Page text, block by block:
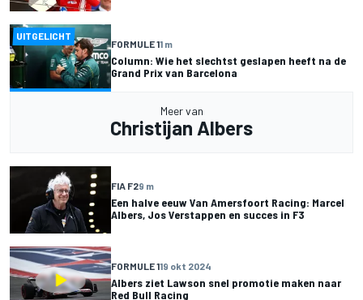
UITGELICHT
FORMULE 11 m
Column: Wie het slechtst geslapen heeft na de
Grand Prix van Barcelona
Meer van
Christijan Albers
FIA F29 m
Een halve eeuw Van Amersfoort Racing: Marcel
Albers, Jos Verstappen en succes in F3
FORMULE 119 okt 2024
Albers ziet Lawson snel promotie maken naar
Red Bull Racing